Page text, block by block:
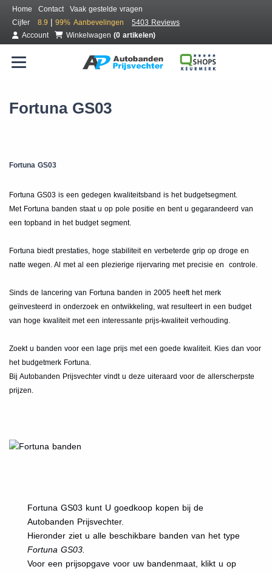
Home Contact
Vaak gestelde vragen
Cijfer
8.9 | 99% Aanbevelingen
5403 Reviews
Account
Winkelwagen (0 artikelen)
Fortuna GS03
Fortuna GS03
Fortuna GS03 is een gedegen kwaliteitsband is het budgetsegment.
Met Fortuna banden staat u op pole positie en bent u gegarandeerd van
een topband in het budget segment.
Fortuna biedt prestaties, hoge stabiliteit en verbeterde grip op droge en
natte wegen. Al met al een plezierige rijervaring met precisie en controle.
Sinds de lancering van Fortuna banden in 2005 heeft het merk
geïnvesteerd in onderzoek en ontwikkeling, wat resulteert in een budget
van hoge kwaliteit met een interessante prijs-kwaliteit verhouding.
Zoekt u banden voor een lage prijs met een goede kwaliteit. Kies dan voor
het budgetmerk Fortuna.
Bij Autobanden Prijsvechter vindt u deze uiteraard voor de allerscherpste
prijzen.
Fortuna GS03 kunt U goedkoop kopen bij de
Autobanden Prijsvechter.
Hieronder ziet u alle beschikbare banden van het type
Fortuna GS03.
Voor een prijsopgave voor uw bandenmaat, klikt u op